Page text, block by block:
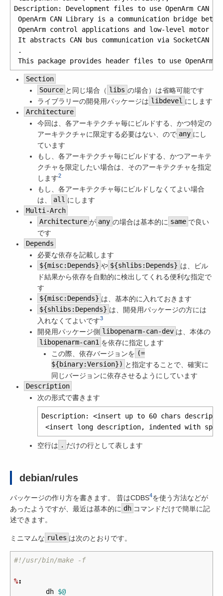
Description: Development files to use OpenArm CAN
OpenArm CAN Library is a communication bridge
OpenArm control applications and low-level motor
It abstracts CAN bus communication via SocketCAN
.
Section
Source と同じ場合（ libs の場合）は省略可能です
ライブラリーの開発用パッケージは libdevel にします
Architecture
今回は、各アーキテクチャ毎にビルドする、かつ特定の
アーキテクチャに限定する必要はない、ので any にし
ています
もし、各アーキテクチャ毎にビルドする、かつアーキテ
クチャを限定したい場合は、そのアーキテクチャを指定
します2
もし、各アーキテクチャ毎にビルドしなくてよい場合
は、
all にします
Multi-Arch
Architecture が any の場合は基本的に same で良い
です
Depends
必要な依存を記載します
${misc:Depends} や ${shlibs:Depends} は、ビル
ド結果から依存を自動的に検出してくれる便利な指定で
す
${misc:Depends} は、基本的に入れておきます
${shlibs:Depends} は、開発用パッケージの方には
入れなくてよいです3
開発用パッケージ側 libopenarm-can-dev は、本体の
libopenarm-can1 を依存に指定します
この際、依存バージョンを (=
${binary:Version}) と指定することで、確実に
同じバージョンに依存させるようにしています
Description
次の形式で書きます
Description: <insert up to 60 chars
空行は . だけの行として表します
debian/rules
パッケージの作り方を書きます。 昔はCDBS4を使う方法などが
あったようですが、最近は基本的に dh コマンドだけで簡単に記
述できます。
ミニマムな rules は次のとおりです。
%:
	dh
$@